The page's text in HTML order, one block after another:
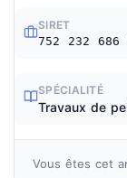
SIRET
752 232 686
SPÉCIALITÉ
Travaux de
Vous êtes cet